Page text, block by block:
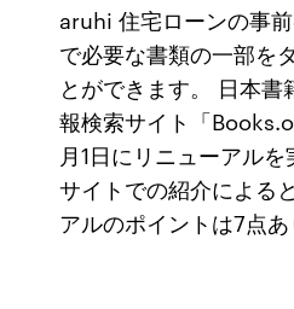
aruhi 住宅ローンの事
で必要な書類の一部を
とができます。 日本
報検索サイト「
月1日にリニューアル
サイトでの紹介による
アルのポイントは7点あ